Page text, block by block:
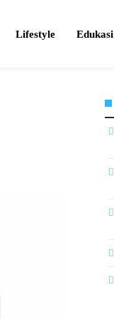
Lifestyle Edukasi